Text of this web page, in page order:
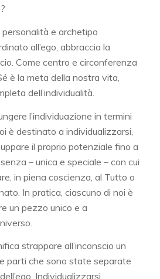
e archetipo
all’ego, abbraccia la
Come centro e circonferenza
è la meta della nostra vita,
dell’individualità.
l’individuazione in termini
è destinato a individualizzarsi,
il proprio potenziale fino a
– unica e speciale – con cui
in piena coscienza, al Tutto o
In pratica, ciascuno di noi è
un pezzo unico e a
strappare all’inconscio un
parti che sono state separate
Individualizzarsi